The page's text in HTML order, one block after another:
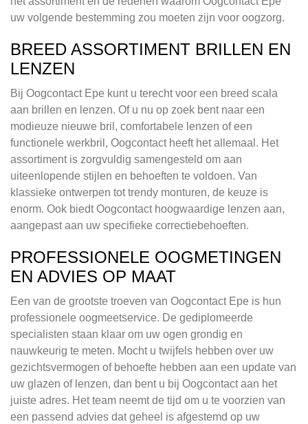
uw volgende bestemming zou moeten zijn voor oogzorg.
BREED ASSORTIMENT BRILLEN EN
LENZEN
Bij Oogcontact Epe kunt u terecht voor een breed scala
aan brillen en lenzen. Of u nu op zoek bent naar een
modieuze nieuwe bril, comfortabele lenzen of een
functionele werkbril, Oogcontact heeft het allemaal. Het
assortiment is zorgvuldig samengesteld om aan
uiteenlopende stijlen en behoeften te voldoen. Van
klassieke ontwerpen tot trendy monturen, de keuze is
enorm. Ook biedt Oogcontact hoogwaardige lenzen aan,
aangepast aan uw specifieke correctiebehoeften.
PROFESSIONELE OOGMETINGEN
EN ADVIES OP MAAT
Een van de grootste troeven van Oogcontact Epe is hun
professionele oogmeetservice. De gediplomeerde
specialisten staan klaar om uw ogen grondig en
nauwkeurig te meten. Mocht u twijfels hebben over uw
gezichtsvermogen of behoefte hebben aan een update van
uw glazen of lenzen, dan bent u bij Oogcontact aan het
juiste adres. Het team neemt de tijd om u te voorzien van
een passend advies dat geheel is afgestemd op uw